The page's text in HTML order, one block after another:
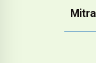
Mitra